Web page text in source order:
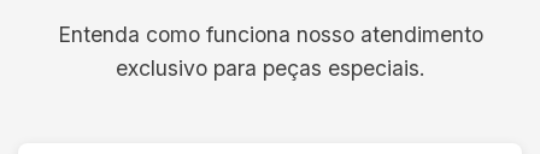
Entenda como funciona nosso atendimento
exclusivo para peças especiais.